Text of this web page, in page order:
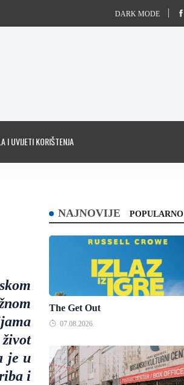
DARK MODE
I UVIJETI KORIŠTENJA
je u
i
NAJNOVIJE POPULARNO
The Get Out
07.08.2026.